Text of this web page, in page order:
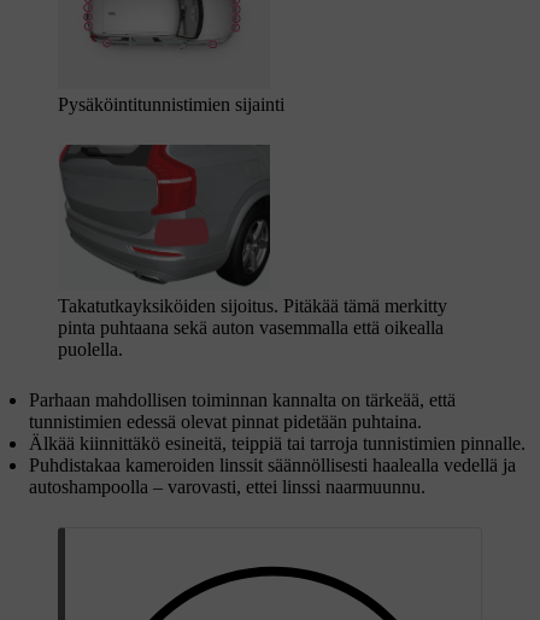
Pysäköintitunnistimien sijainti
Takatutkayksiköiden sijoitus. Pitäkää tämä merkitty
pinta puhtaana sekä auton vasemmalla että oikealla
puolella.
Parhaan mahdollisen toiminnan kannalta on tärkeää, että
tunnistimien edessä olevat pinnat pidetään puhtaina.
Älkää kiinnittäkö esineitä, teippiä tai tarroja tunnistimien pinnalle.
Puhdistakaa kameroiden linssit säännöllisesti haalealla vedellä ja
autoshampoolla – varovasti, ettei linssi naarmuunnu.